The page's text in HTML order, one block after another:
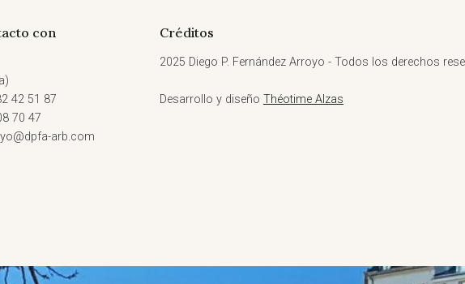
con
42 51 87
70 47
arb.com
Créditos
2025 Diego P. Fernández Arroyo - Todos los derechos
Desarrollo y diseño Théotime Alzas